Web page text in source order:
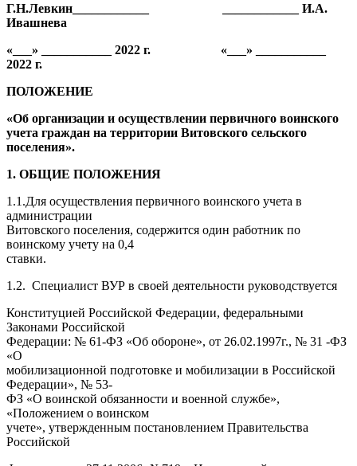
Г.Н.Левкин____________ ____________ И.А.
Ивашнева
«___» ___________ 2022 г. «___» ___________
2022 г.
ПОЛОЖЕНИЕ
«Об организации и осуществлении первичного воинского
учета граждан на территории Витовского сельского
поселения».
1. ОБЩИЕ ПОЛОЖЕНИЯ
1.1.Для осуществления первичного воинского учета в
администрации
Витовского поселения, содержится один работник по
воинскому учету на 0,4
ставки.
1.2. Специалист ВУР в своей деятельности руководствуется
Конституцией Российской Федерации, федеральными
Законами Российской
Федерации: № 61-ФЗ «Об обороне», от 26.02.1997г., № 31 -ФЗ
«О
мобилизационной подготовке и мобилизации в Российской
Федерации», № 53-
ФЗ «О воинской обязанности и военной службе»,
«Положением о воинском
учете», утвержденным постановлением Правительства
Российской